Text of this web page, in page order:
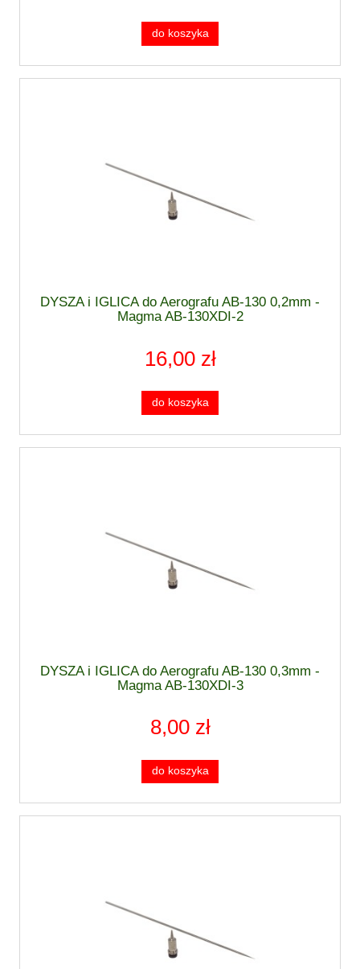
do koszyka
DYSZA i IGLICA do Aerografu AB-130 0,2mm -
Magma AB-130XDI-2
16,00 zł
do koszyka
DYSZA i IGLICA do Aerografu AB-130 0,3mm -
Magma AB-130XDI-3
8,00 zł
do koszyka